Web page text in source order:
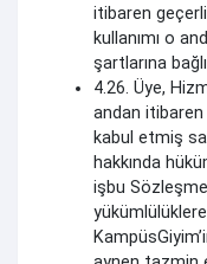
itibaren
kullanımı o
şartlarına
4.26. Üye,
andan
kabul etmiş
hakkında
işbu